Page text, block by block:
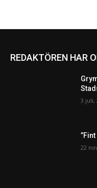
REDAKTÖREN HAR
3 juli,
22